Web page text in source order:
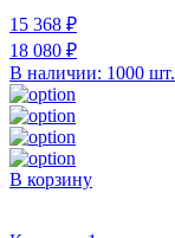
15 368 ₽
18 080 ₽
В наличии: 1000 шт.
В корзину